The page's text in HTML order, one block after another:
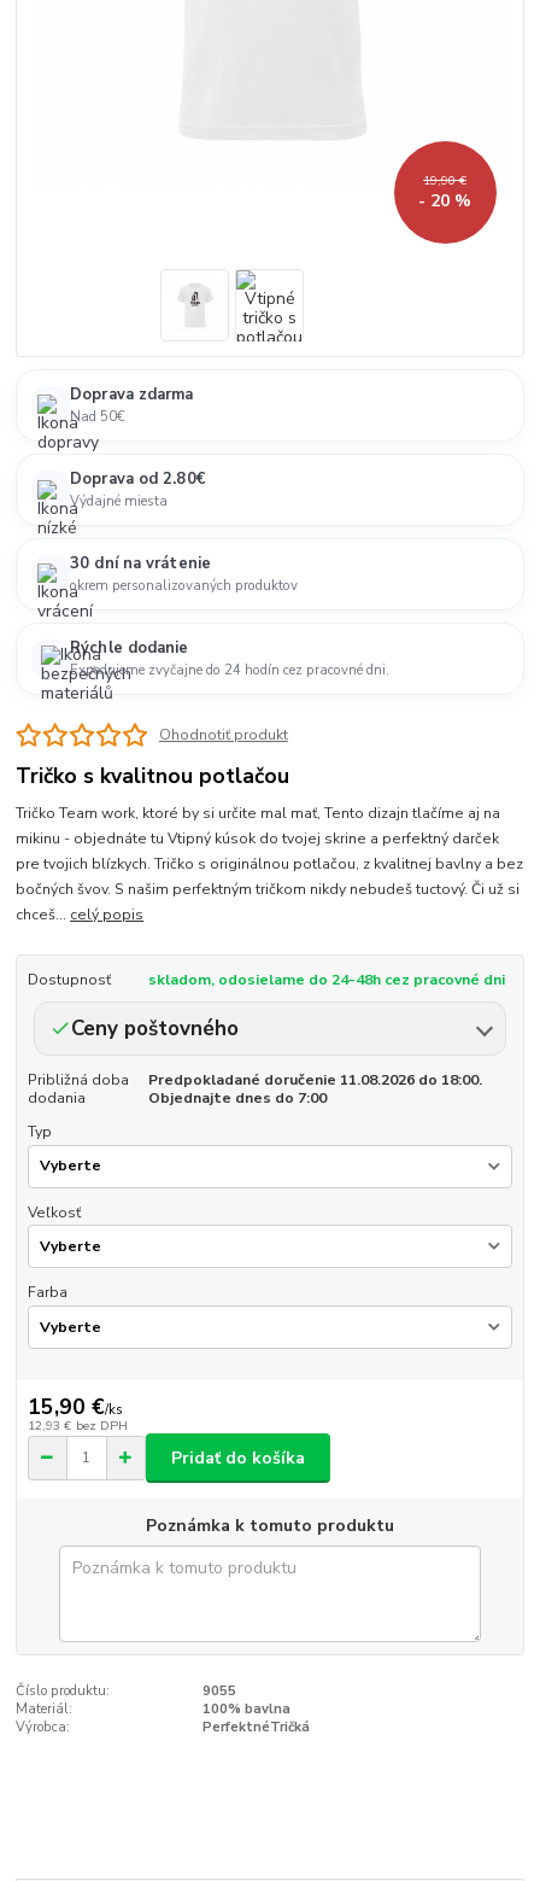
19,90 €
- 20 %
Doprava zdarma
Nad 50€
Doprava od 2.80€
Výdajné miesta
30 dní na vrátenie
okrem personalizovaných produktov
Rýchle dodanie
Expedujeme zvyčajne do 24 hodín cez pracovné dni.
Ohodnotiť produkt
Tričko s kvalitnou potlačou
Tričko Team work, ktoré by si určite mal mať, Tento dizajn tlačíme aj na
mikinu - objednáte tu Vtipný kúsok do tvojej skrine a perfektný darček
pre tvojich blízkych. Tričko s originálnou potlačou, z kvalitnej bavlny a bez
bočných švov. S našim perfektným tričkom nikdy nebudeš tuctový. Či už si
chceš... celý popis
Dostupnosť skladom, odosielame do 24-48h cez pracovné dni
Ceny poštovného
Približná doba
dodania
Predpokladané doručenie 11.08.2026 do 18:00.
Objednajte dnes do 7:00
Typ
Veľkosť
Farba
15,90 €/ks
12,93 € bez DPH
Pridať do košíka
Poznámka k tomuto produktu
Číslo produktu:
9055
Materiál:
100% bavlna
Výrobca:
PerfektnéTričká